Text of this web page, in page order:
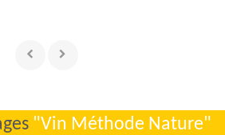
"Vin Méthode Nature"